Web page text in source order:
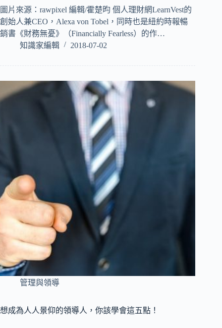
圖片來源：rawpixel 編輯/霍楚昀 個人理財網LearnVest的
創始人兼CEO，Alexa von Tobel，同時也是紐約時報暢
銷書《財務無憂》（Financially Fearless）的作…
知識家編輯
2018-07-02
管理與領導
想成為人人景仰的領導人，你該學會這五點！